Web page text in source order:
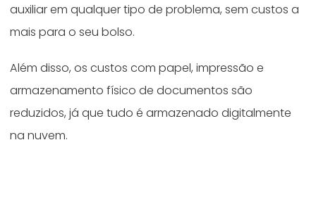
auxiliar em qualquer tipo de problema, sem custos a
mais para o seu bolso.
Além disso, os custos com papel, impressão e
armazenamento físico de documentos são
reduzidos, já que tudo é armazenado digitalmente
na nuvem.